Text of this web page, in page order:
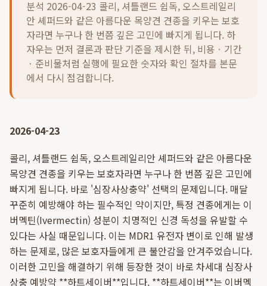
분석 2026-04-23 콜리, 셔틀랜드 쉽독, 오스트레일리
안 셰퍼드와 같은 아름다운 목양견 견종을 키우는 보호
자라면 누구나 한 번쯤 깊은 고민에 빠지게 됩니다. 하
자우는 먼저 결론과 판단 기준을 제시한 뒤, 비용ㆍ기간
ㆍ준비물처럼 실행에 필요한 숫자와 확인 절차를 본문
에서 다시 점검합니다.
2026-04-23
콜리, 셔틀랜드 쉽독, 오스트레일리안 셰퍼드와 같은 아름다운
목양견 견종을 키우는 보호자라면 누구나 한 번쯤 깊은 고민에
빠지게 됩니다. 바로 '심장사상충약' 선택의 문제입니다. 매달
꾸준히 예방해야 하는 필수적인 약이지만, 특정 견종에게는 이
버멕틴(Ivermectin) 성분이 치명적인 신경 독성을 유발할 수
있다는 사실 때문입니다. 이는 MDR1 유전자 변이로 인해 발생
하는 문제로, 많은 보호자들에게 큰 불안감을 안겨주었습니다.
이러한 고민을 해결하기 위해 등장한 것이 바로 차세대 심장사
상충 예방약 **하트세이버**입니다. **하트세이버**는 이버멕